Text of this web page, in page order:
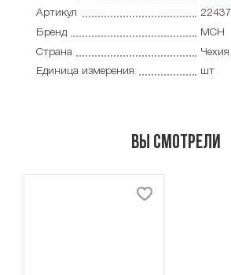
Артикул
22437
Бренд
MCH
Страна
Чехия
Единица измерения
шт
Вы смотрели